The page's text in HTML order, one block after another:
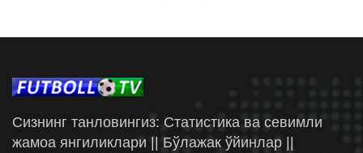
Сизнинг танловингиз: Статистика ва севимли
жамоа янгиликлари || Бўлажак ўйинлар ||